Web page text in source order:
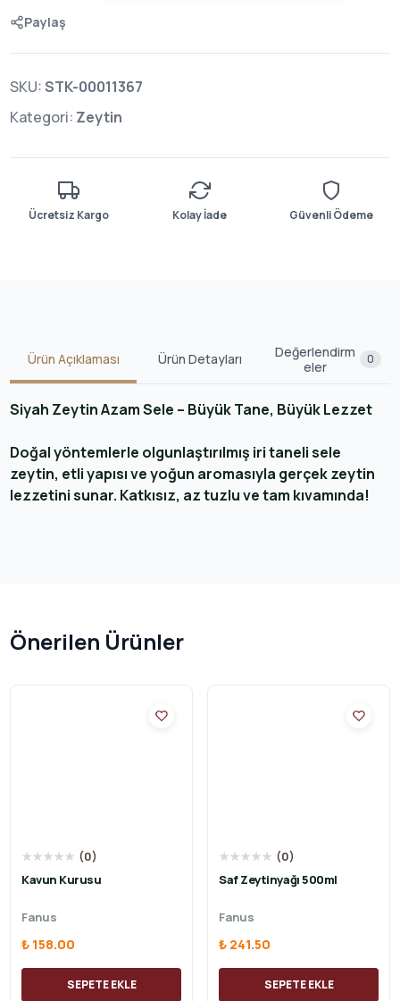
Paylaş
SKU:STK-00011367
Kategori: Zeytin
Ücretsiz Kargo Kolay İade Güvenli Ödeme
Ürün Açıklaması Ürün Detayları
Değerlendirm
eler
0
Siyah Zeytin Azam Sele – Büyük Tane, Büyük Lezzet
Doğal yöntemlerle olgunlaştırılmış iri taneli sele
zeytin, etli yapısı ve yoğun aromasıyla gerçek zeytin
lezzetini sunar. Katkısız, az tuzlu ve tam kıvamında!
Önerilen Ürünler
★★★★★ (0)
Kavun Kurusu
Fanus
₺ 158.00
SEPETE EKLE
★★★★★ (0)
Saf Zeytinyağı 500ml
Fanus
₺ 241.50
SEPETE EKLE